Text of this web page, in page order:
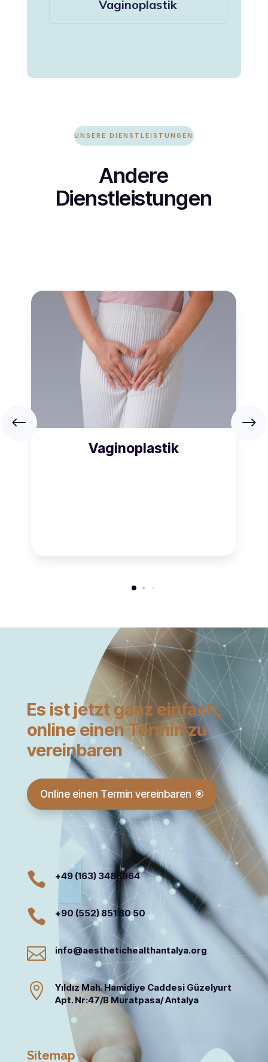
Vaginoplastik
UNSERE DIENSTLEISTUNGEN
Andere
Dienstleistungen
Vaginoplastik
Es ist jetzt ganz einfach,
online einen Termin zu
vereinbaren
Online einen Termin vereinbaren
 +49 (163) 3485964
 +90 (552) 851 80 50
 info@aesthetichealthantalya.org

Yıldız Mah. Hamidiye Caddesi Güzelyurt
Apt. Nr:47/B Muratpasa/ Antalya
Sitemap